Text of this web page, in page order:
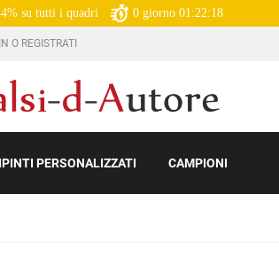
su tutti i quadri 0 giorno 01:22:17
O REGISTRATI
PERSONALIZZATI CAMPIONI